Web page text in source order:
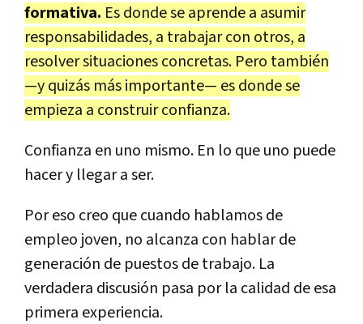
formativa. Es donde se aprende a asumir
responsabilidades, a trabajar con otros, a
resolver situaciones concretas. Pero también
—y quizás más importante— es donde se
empieza a construir confianza.
Confianza en uno mismo. En lo que uno puede
hacer y llegar a ser.
Por eso creo que cuando hablamos de
empleo joven, no alcanza con hablar de
generación de puestos de trabajo. La
verdadera discusión pasa por la calidad de esa
primera experiencia.